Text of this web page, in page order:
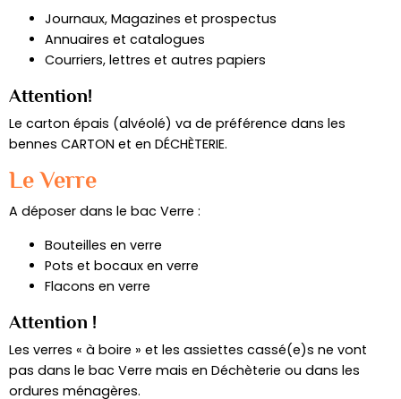
Journaux, Magazines et prospectus
Annuaires et catalogues
Courriers, lettres et autres papiers
Attention!
Le carton épais (alvéolé) va de préférence dans les
bennes CARTON et en DÉCHÈTERIE.
Le Verre
A déposer dans le bac Verre :
Bouteilles en verre
Pots et bocaux en verre
Flacons en verre
Attention !
Les verres « à boire » et les assiettes cassé(e)s ne vont
pas dans le bac Verre mais en Déchèterie ou dans les
ordures ménagères.